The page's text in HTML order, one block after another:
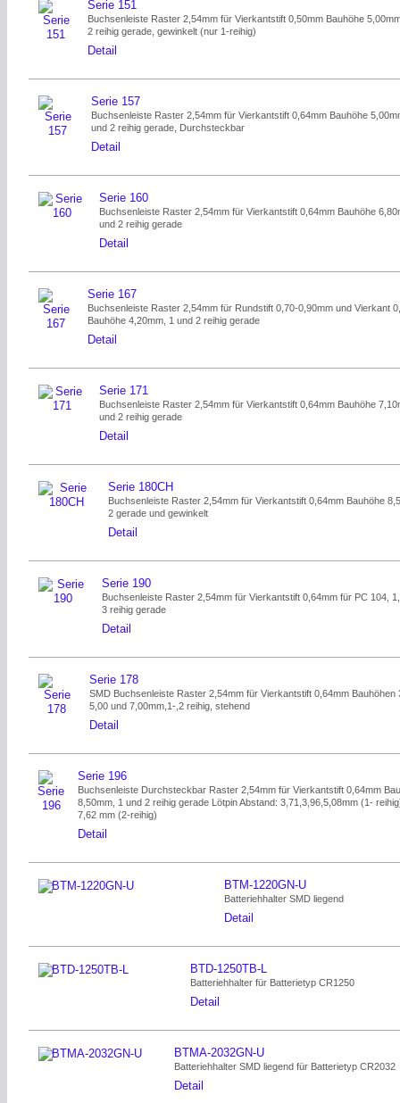
Serie 151
Buchsenleiste Raster 2,54mm für Vierkantstift 0,50mm Bauhöhe
2 reihig gerade, gewinkelt (nur 1-reihig)
Detail
Serie 157
Buchsenleiste Raster 2,54mm für Vierkantstift 0,64mm Bauhöhe
und 2 reihig gerade, Durchsteckbar
Detail
Serie 160
Buchsenleiste Raster 2,54mm für Vierkantstift 0,64mm Bauhöhe
und 2 reihig gerade
Detail
Serie 167
Buchsenleiste Raster 2,54mm für Rundstift 0,70-0,90mm und Vierkant
Bauhöhe 4,20mm, 1 und 2 reihig gerade
Detail
Serie 171
Buchsenleiste Raster 2,54mm für Vierkantstift 0,64mm Bauhöhe
und 2 reihig gerade
Detail
Serie 180CH
Buchsenleiste Raster 2,54mm für Vierkantstift 0,64mm Bauhöhe
2 gerade und gewinkelt
Detail
Serie 190
Buchsenleiste Raster 2,54mm für Vierkantstift 0,64mm für PC 104,
3 reihig gerade
Detail
Serie 178
SMD Buchsenleiste Raster 2,54mm für Vierkantstift 0,64mm Bauhöhen
5,00 und 7,00mm,1-,2 reihig, stehend
Detail
Serie 196
Buchsenleiste Durchsteckbar Raster 2,54mm für Vierkantstift 0,64mm
8,50mm, 1 und 2 reihig gerade Lötpin Abstand: 3,71,3,96,5,08mm (1-
7,62 mm (2-reihig)
Detail
BTM-1220GN-U
Batteriehhalter SMD liegend
Detail
BTD-1250TB-L
Batteriehhalter für Batterietyp CR1250
Detail
BTMA-2032GN-U
Batteriehhalter SMD liegend für Batterietyp CR2032
Detail